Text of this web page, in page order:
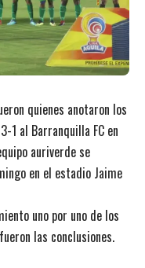
quienes anotaron los
1 al Barranquilla FC en
auriverde se
en el estadio Jaime
uno por uno de los
las conclusiones.